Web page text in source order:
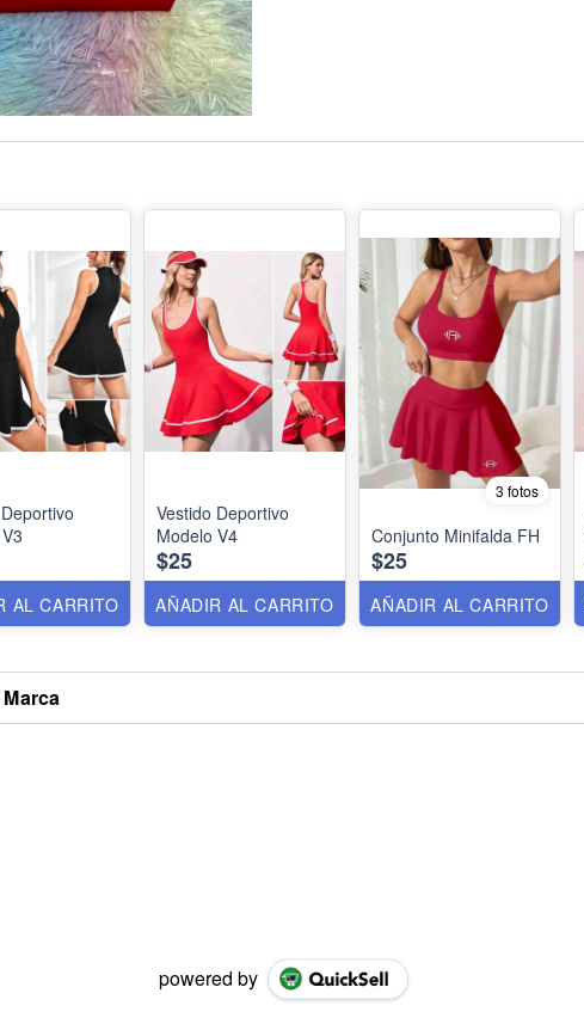
AL CARRITO
Vestido Deportivo
Modelo V4
$25
AÑADIR AL CARRITO
3 fotos
Conjunto Minifalda FH
$25
AÑADIR AL CARRITO
powered by